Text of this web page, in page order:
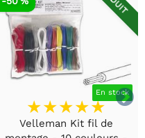

En stock
Velleman Kit fil de